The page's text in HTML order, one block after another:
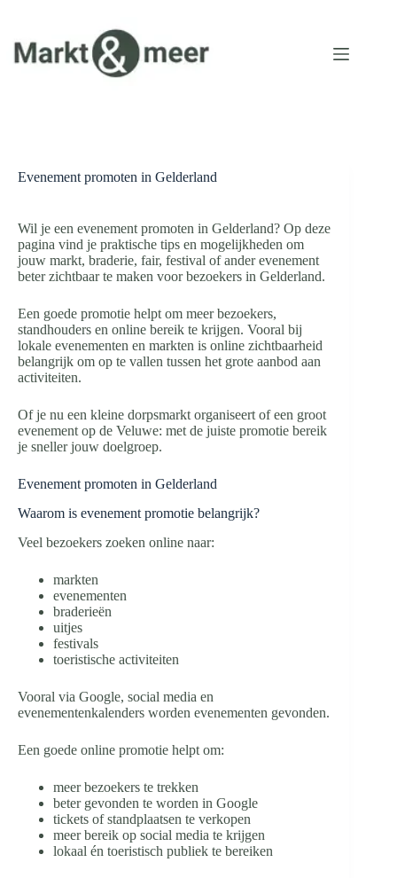
inhoud
Evenement promoten in Gelderland
Wil je een evenement promoten in Gelderland? Op deze
pagina vind je praktische tips en mogelijkheden om
jouw markt, braderie, fair, festival of ander evenement
beter zichtbaar te maken voor bezoekers in Gelderland.
Een goede promotie helpt om meer bezoekers,
standhouders en online bereik te krijgen. Vooral bij
lokale evenementen en markten is online zichtbaarheid
belangrijk om op te vallen tussen het grote aanbod aan
activiteiten.
Of je nu een kleine dorpsmarkt organiseert of een groot
evenement op de Veluwe: met de juiste promotie bereik
je sneller jouw doelgroep.
Evenement promoten in Gelderland
Waarom is evenement promotie belangrijk?
Veel bezoekers zoeken online naar:
markten
evenementen
braderieën
uitjes
festivals
toeristische activiteiten
Vooral via Google, social media en
evenementenkalenders worden evenementen gevonden.
Een goede online promotie helpt om:
meer bezoekers te trekken
beter gevonden te worden in Google
tickets of standplaatsen te verkopen
meer bereik op social media te krijgen
lokaal én toeristisch publiek te bereiken